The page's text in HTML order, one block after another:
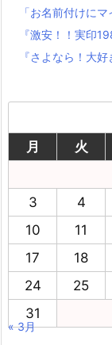
「お名前付けに
『激安！！実印
『さよなら！大好
月
火
3
4
10
11
17
18
24
25
31
« 3月